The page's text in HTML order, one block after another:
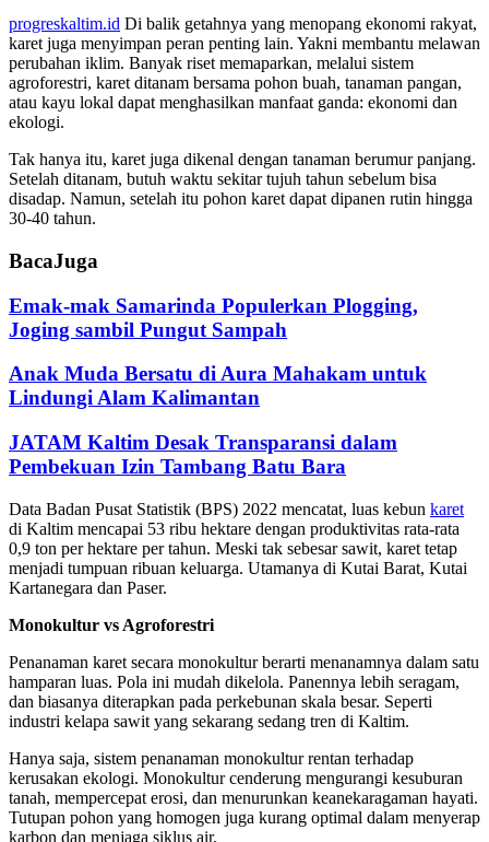
progreskaltim.id Di balik getahnya yang menopang ekonomi rakyat,
karet juga menyimpan peran penting lain. Yakni membantu melawan
perubahan iklim. Banyak riset memaparkan, melalui sistem
agroforestri, karet ditanam bersama pohon buah, tanaman pangan,
atau kayu lokal dapat menghasilkan manfaat ganda: ekonomi dan
ekologi.
Tak hanya itu, karet juga dikenal dengan tanaman berumur panjang.
Setelah ditanam, butuh waktu sekitar tujuh tahun sebelum bisa
disadap. Namun, setelah itu pohon karet dapat dipanen rutin hingga
30-40 tahun.
BacaJuga
Emak-mak Samarinda Populerkan Plogging,
Joging sambil Pungut Sampah
Anak Muda Bersatu di Aura Mahakam untuk
Lindungi Alam Kalimantan
JATAM Kaltim Desak Transparansi dalam
Pembekuan Izin Tambang Batu Bara
Data Badan Pusat Statistik (BPS) 2022 mencatat, luas kebun karet
di Kaltim mencapai 53 ribu hektare dengan produktivitas rata-rata
0,9 ton per hektare per tahun. Meski tak sebesar sawit, karet tetap
menjadi tumpuan ribuan keluarga. Utamanya di Kutai Barat, Kutai
Kartanegara dan Paser.
Monokultur vs Agroforestri
Penanaman karet secara monokultur berarti menanamnya dalam satu
hamparan luas. Pola ini mudah dikelola. Panennya lebih seragam,
dan biasanya diterapkan pada perkebunan skala besar. Seperti
industri kelapa sawit yang sekarang sedang tren di Kaltim.
Hanya saja, sistem penanaman monokultur rentan terhadap
kerusakan ekologi. Monokultur cenderung mengurangi kesuburan
tanah, mempercepat erosi, dan menurunkan keanekaragaman hayati.
Tutupan pohon yang homogen juga kurang optimal dalam menyerap
karbon dan menjaga siklus air.